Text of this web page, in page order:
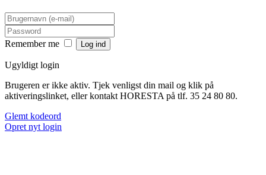
Remember me
Ugyldigt login
Brugeren er ikke aktiv. Tjek venligst din mail og klik på
aktiveringslinket, eller kontakt HORESTA på tlf. 35 24 80 80.
Glemt kodeord
Opret nyt login